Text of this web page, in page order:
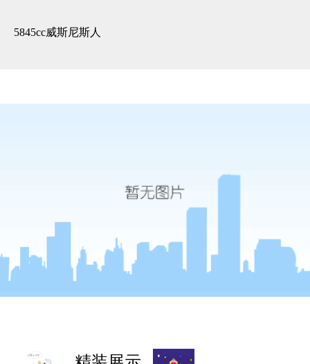
5845cc威斯尼斯人